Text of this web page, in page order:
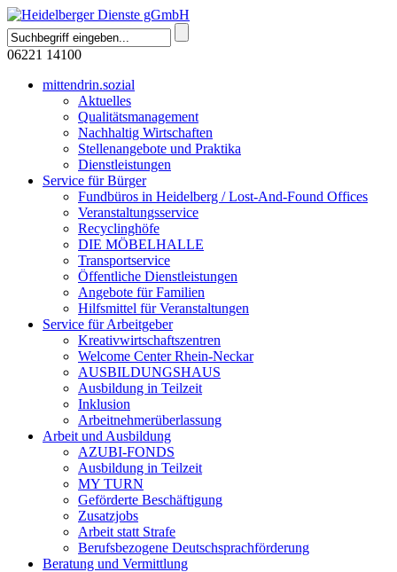
06221 14100
mittendrin.sozial
Aktuelles
Qualitätsmanagement
Nachhaltig Wirtschaften
Stellenangebote und Praktika
Dienstleistungen
Service für Bürger
Fundbüros in Heidelberg / Lost-And-Found Offices
Veranstaltungsservice
Recyclinghöfe
DIE MÖBELHALLE
Transportservice
Öffentliche Dienstleistungen
Angebote für Familien
Hilfsmittel für Veranstaltungen
Service für Arbeitgeber
Kreativwirtschaftszentren
Welcome Center Rhein-Neckar
AUSBILDUNGSHAUS
Ausbildung in Teilzeit
Inklusion
Arbeitnehmerüberlassung
Arbeit und Ausbildung
AZUBI-FONDS
Ausbildung in Teilzeit
MY TURN
Geförderte Beschäftigung
Zusatzjobs
Arbeit statt Strafe
Berufsbezogene Deutschsprachförderung
Beratung und Vermittlung